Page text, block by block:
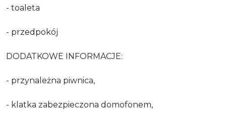
- toaleta
- przedpokój
DODATKOWE INFORMACJE:
- przynależna piwnica,
- klatka zabezpieczona domofonem,